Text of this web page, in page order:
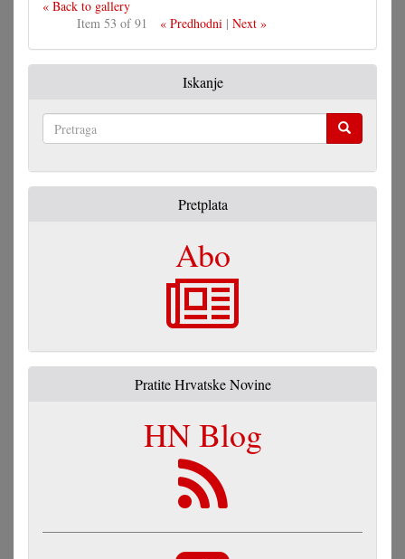
« Back to gallery
Item 53 of 91
« Predhodni| Next »
Iskanje
Pretplata
Abo
Pratite Hrvatske Novine
HN Blog